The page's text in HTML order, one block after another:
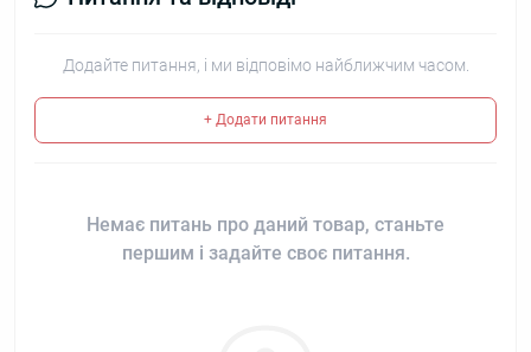
Додайте питання, і ми відповімо найближчим часом.
+ Додати питання
Немає питань про даний товар, станьте
першим і задайте своє питання.